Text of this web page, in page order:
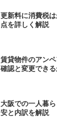
更新料に消費税
点を詳しく解説
賃貸物件のアン
確認と変更でき
大阪での一人暮
安と内訳を解説